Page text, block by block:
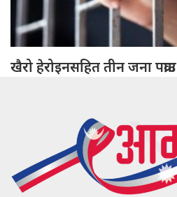
खैरो हेरोइनसहित तीन जना पक्राउ